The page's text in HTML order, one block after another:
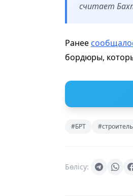
считает
Ранее
бордюры,
#БРТ
Бөлісу: